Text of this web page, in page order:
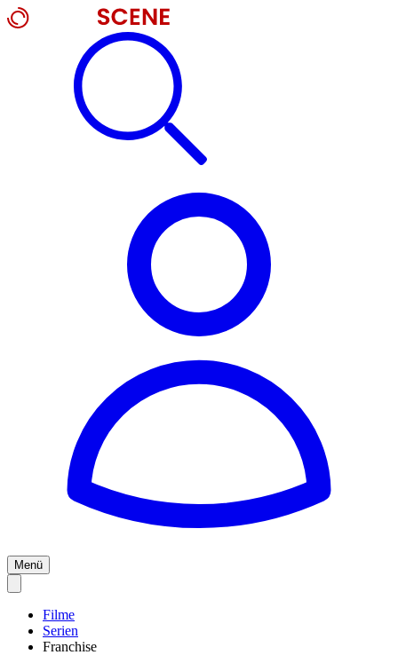
Menü
Filme
Serien
Franchise